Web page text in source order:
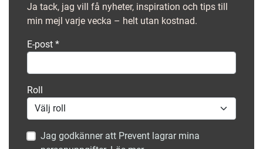
Ja tack, jag vill få nyheter, inspiration och tips till
min mejl varje vecka – helt utan kostnad.
E-post *
Roll
Jag godkänner att Prevent lagrar mina